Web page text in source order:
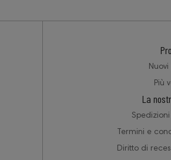
Più
La
Termini e
Diritto di